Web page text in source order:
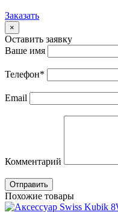
Заказать
×
Оставить заявку
Ваше имя
Телефон*
Email
Комментарий
Отправить
Похожие товары